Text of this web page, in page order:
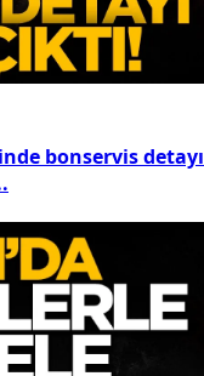
bonservis detayı